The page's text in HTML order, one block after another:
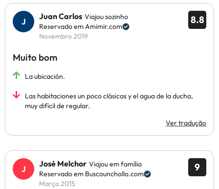
8.8
Juan Carlos Viajou sozinho
Reservado em Amimir.com
Novembro 2019
Muito bom
La ubicación.
Las habitaciones un poco clásicas y el agua de la ducha,
muy difícil de regular.
Ver tradução
9
José Melchor Viajou em família
Reservado em Buscounchollo.com
Março 2015